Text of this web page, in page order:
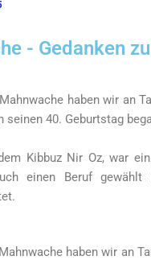
- Gedanken
haben wir an
seinen 40. Geburtstag
Kibbuz Nir Oz, war
einen Beruf
haben wir an